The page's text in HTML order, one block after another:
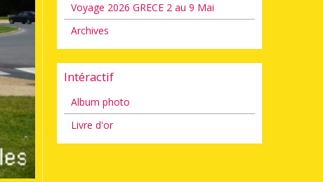
Voyage 2026 GRECE 2 au 9 Mai
Archives
Intéractif
Album photo
Livre d'or